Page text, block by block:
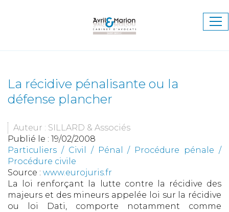
La récidive pénalisante ou la
défense plancher
Auteur : SILLARD & Associés
Publié le : 19/02/2008
Particuliers / Civil / Pénal / Procédure pénale /
Procédure civile
Source : www.eurojuris.fr
La loi renforçant la lutte contre la récidive des
majeurs et des mineurs appelée loi sur la récidive
ou loi Dati, comporte notamment comme